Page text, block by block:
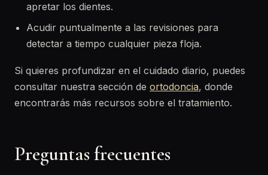
apretar los dientes.
Acudir puntualmente a las revisiones para
detectar a tiempo cualquier pieza floja.
Si quieres profundizar en el cuidado diario, puedes
consultar nuestra sección de ortodoncia, donde
encontrarás más recursos sobre el tratamiento.
Preguntas frecuentes